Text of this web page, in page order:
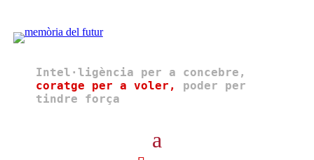
Intel·ligència per a concebre,
coratge per a voler,
poder per
tindre força